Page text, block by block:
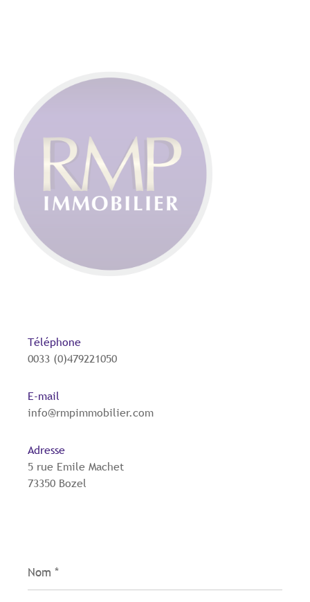
Téléphone
0033 (0)479221050
E-mail
info@rmpimmobilier.com
Adresse
5 rue Emile Machet
73350 Bozel
*